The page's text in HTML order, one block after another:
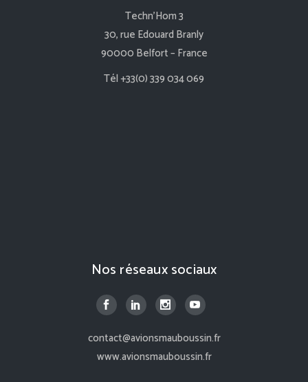
Techn’Hom 3
30, rue Edouard Branly
90000 Belfort – France
Tél +33(0) 339 034 069
Nos réseaux sociaux
contact@avionsmauboussin.fr
www.avionsmauboussin.fr